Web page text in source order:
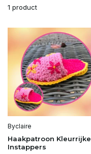
1 product
Byclaire
Haakpatroon Kleurrijke
Instappers